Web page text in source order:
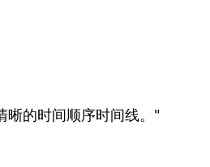
晰的时间顺序时间线。"